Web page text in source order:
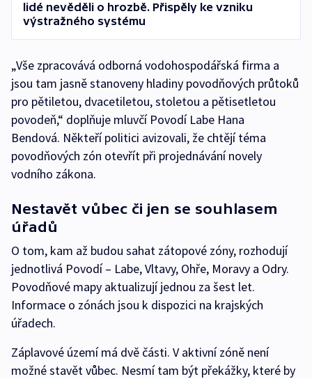
lidé nevěděli o hrozbě. Přispěly ke vzniku
výstražného systému
„Vše zpracovává odborná vodohospodářská firma a
jsou tam jasně stanoveny hladiny povodňových průtoků
pro pětiletou, dvacetiletou, stoletou a pětisetletou
povodeň,“ doplňuje mluvčí Povodí Labe Hana
Bendová. Někteří politici avizovali, že chtějí téma
povodňových zón otevřít při projednávání novely
vodního zákona.
Nestavět vůbec či jen se souhlasem
úřadů
O tom, kam až budou sahat zátopové zóny, rozhodují
jednotlivá Povodí – Labe, Vltavy, Ohře, Moravy a Odry.
Povodňové mapy aktualizují jednou za šest let.
Informace o zónách jsou k dispozici na krajských
úřadech.
Záplavové území má dvě části. V aktivní zóně není
možné stavět vůbec. Nesmí tam být překážky, které by